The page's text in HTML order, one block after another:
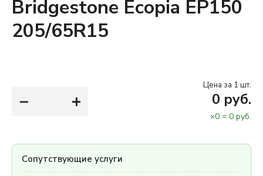
Bridgestone Ecopia EP150
205/65R15
− +
Цена за 1 шт.
0 руб.
×0 = 0 руб.
Сопутствующие услуги